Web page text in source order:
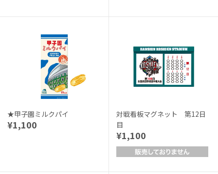
★甲子園ミルクパイ
¥1,100
対戦看板マグネット 第12日
目
¥1,100